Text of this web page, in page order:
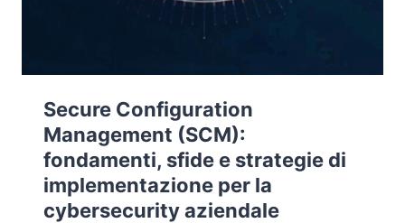
Secure Configuration
Management (SCM):
fondamenti, sfide e strategie di
implementazione per la
cybersecurity aziendale